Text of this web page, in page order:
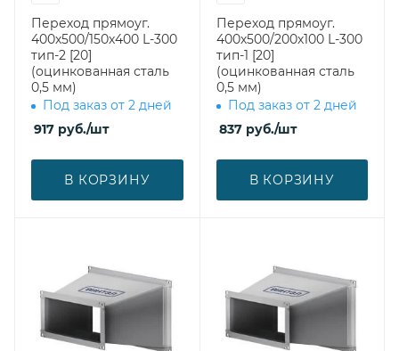
Переход прямоуг.
400х500/150х400 L-300
тип-2 [20]
(оцинкованная сталь
0,5 мм)
Под заказ от 2 дней
917 руб./шт
В КОРЗИНУ
Переход прямоуг.
400х500/200х100 L-300
тип-1 [20]
(оцинкованная сталь
0,5 мм)
Под заказ от 2 дней
837руб./шт
В КОРЗИНУ